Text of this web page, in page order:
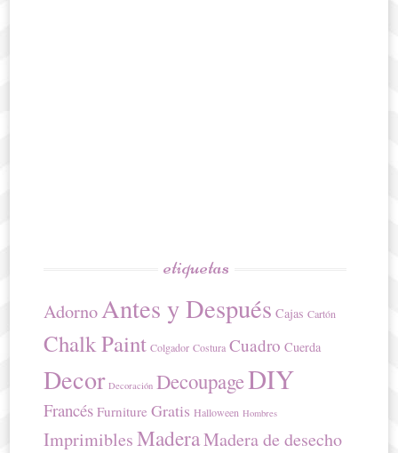
etiquetas
AdornoAntes y Después Cajas Cartón
Chalk Paint Colgador Costura Cuadro Cuerda
Decor Decoración DecoupageDIY
Francés Furniture Gratis Halloween Hombres
ImprimiblesMaderaMadera de desecho